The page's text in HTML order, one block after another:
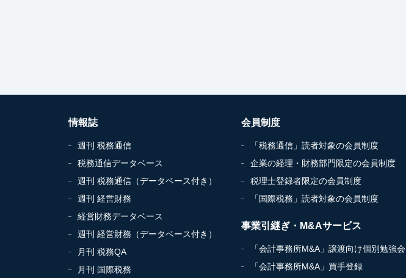
情報誌
週刊 税務通信
税務通信データベース
週刊 税務通信（データベース付き）
週刊 経営財務
経営財務データベース
週刊 経営財務（データベース付き）
月刊 税務QA
月刊 国際税務
会員制度
「税務通信」読者対象の会員制度
企業の経理・財務部門限定の会員制度
税理士登録者限定の会員制度
「国際税務」読者対象の会員制度
事業引継ぎ・M&Aサービス
「会計事務所M&A」譲渡向け個別勉強会
「会計事務所M&A」買手登録